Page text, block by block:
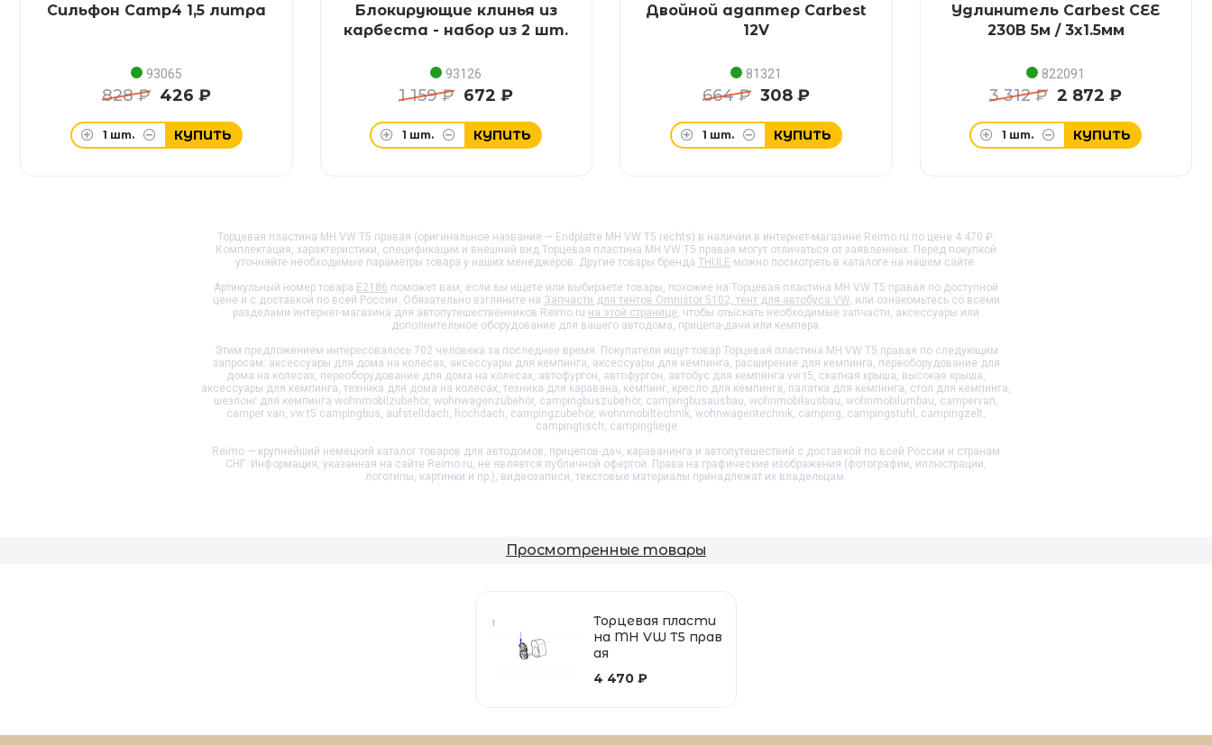
Сильфон Camp4 1,5 литра
93065
828 ₽ 426 ₽
1 шт. КУПИТЬ
Блокирующие клинья из
карбеста - набор из 2 шт.
93126
1 159 ₽ 672 ₽
1 шт. КУПИТЬ
Двойной адаптер Carbest
12V
81321
664 ₽ 308 ₽
1 шт. КУПИТЬ
Удлинитель Carbest CEE
230В 5м / 3x1.5мм
822091
3 312 ₽ 2 872 ₽
1 шт. КУПИТЬ
Торцевая пластина MH VW T5 правая (оригинальное название — Endplatte MH VW T5 rechts) в наличии в интернет-магазине Reimo.ru по цене 4 470 ₽.
Комплектация, характеристики, спецификации и внешний вид Торцевая пластина MH VW T5 правая могут отличаться от заявленных. Перед покупкой
уточняйте необходимые параметры товара у наших менеджеров. Другие товары бренда THULE можно посмотреть в каталоге на нашем сайте.
Артикульный номер товара E2186 поможет вам, если вы ищете или выбираете товары, похожие на Торцевая пластина MH VW T5 правая по доступной
цене и с доставкой по всей России. Обязательно взгляните на Запчасти для тентов Omnistor 5102, тент для автобуса VW, или ознакомьтесь со всеми
разделами интернет-магазина для автопутешественников Reimo.ru на этой странице , чтобы отыскать необходимые запчасти, аксессуары или
дополнительное оборудование для вашего автодома, прицепа-дачи или кемпера.
Этим предложением интересовалось 702 человека за последнее время. Покупатели ищут товар Торцевая пластина MH VW T5 правая по следующим
запросам: аксессуары для дома на колесах, аксессуары для кемпинга, аксессуары для кемпинга, расширение для кемпинга, переоборудование для
дома на колесах, переоборудование для дома на колесах, автофургон, автофургон, автобус для кемпинга vw t5, скатная крыша, высокая крыша,
аксессуары для кемпинга, техника для дома на колесах, техника для каравана, кемпинг, кресло для кемпинга, палатка для кемпинга, стол для кемпинга,
шезлонг для кемпинга wohnmobilzubehör, wohnwagenzubehör, campingbuszubehör, campingbusausbau, wohnmobilausbau, wohnmobilumbau, campervan,
camper van, vw t5 campingbus, aufstelldach, hochdach, campingzubehör, wohnmobiltechnik, wohnwagentechnik, camping, campingstuhl, campingzelt,
campingtisch, campingliege
Reimo — крупнейший немецкий каталог товаров для автодомов, прицепов-дач, караванинга и автопутешествий с доставкой по всей России и странам
СНГ. Информация, указанная на сайте Reimo.ru, не является публичной офертой. Права на графические изображения (фотографии, иллюстрации,
логотипы, картинки и пр.), видеозаписи, текстовые материалы принадлежат их владельцам.
Просмотренные товары
Торцевая пласти
на MH VW T5 прав
ая
4 470 ₽